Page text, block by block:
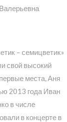
– семицветик»
свой высокий
места, Аня
2013 года Иван
в числе
в концерте в